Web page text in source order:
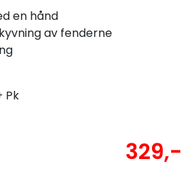
en hånd
av fenderne
Pk
329,-